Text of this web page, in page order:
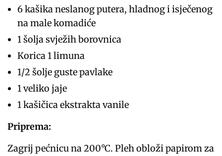
6 kašika neslanog putera, hladnog i isječenog
na male komadiće
1 šolja svježih borovnica
Korica 1 limuna
1/2 šolje guste pavlake
1 veliko jaje
1 kašičica ekstrakta vanile
Priprema:
Zagrij pećnicu na 200°C. Pleh obloži papirom za